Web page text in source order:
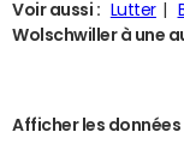
Voir aussi : Lutter
Wolschwiller à une
Afficher les